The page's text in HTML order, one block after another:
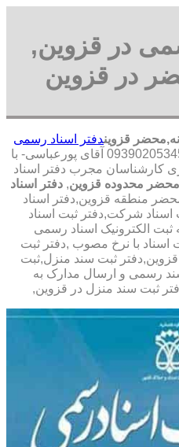
در قزوین,
در قزوین
قزویندفتر اسناد رسمی
,09390205345 آقای پورعباسی- با
کارشناسان مجرب دفتر اسناد
محدوده قزوین, دفتر اسناد
منطقه قزوین,دفتر اسناد
شرکت,دفتر ثبت اسناد
ثبت الکترونیک اسناد رسمی
با نرخ مصوب ,دفتر ثبت
قزوین,دفتر ثبت سند منزل,ثبت
رسمی و ارسال مدارک به
ثبت سند منزل در قزوین,